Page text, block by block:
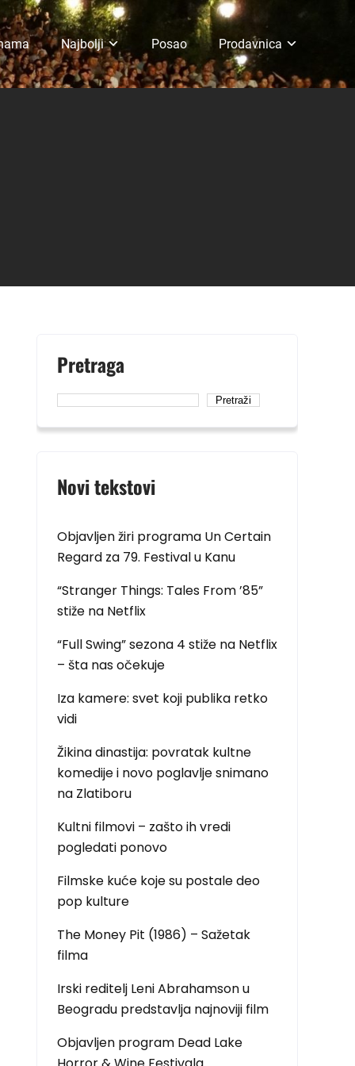
Najbolji Posao Prodavnica
Pretraga
Pretraži
Novi tekstovi
Objavljen žiri programa Un Certain
Regard za 79. Festival u Kanu
“Stranger Things: Tales From ’85”
stiže na Netflix
“Full Swing” sezona 4 stiže na Netflix
– šta nas očekuje
Iza kamere: svet koji publika retko
vidi
Žikina dinastija: povratak kultne
komedije i novo poglavlje snimano
na Zlatiboru
Kultni filmovi – zašto ih vredi
pogledati ponovo
Filmske kuće koje su postale deo
pop kulture
The Money Pit (1986) – Sažetak
filma
Irski reditelj Leni Abrahamson u
Beogradu predstavlja najnoviji film
Objavljen program Dead Lake